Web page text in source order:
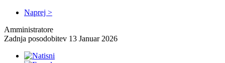
Naprej >
Amministratore
Zadnja posodobitev 13 Januar 2026